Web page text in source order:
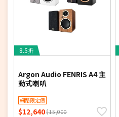
8.5折
Argon Audio FENRIS A4 主
動式喇叭
網路限定價
$12,640$15,000